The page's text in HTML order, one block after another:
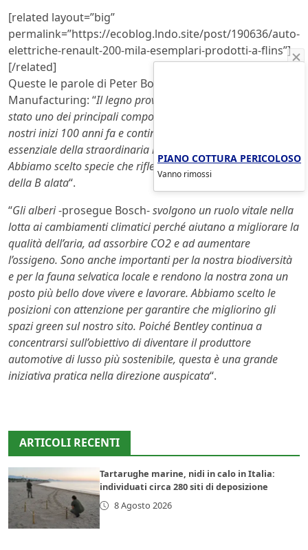
[related layout=”big”
permalink=”https://ecoblog.lndo.site/post/190636/auto-
elettriche-renault-200-mila-esemplari-prodotti-a-flins”]
[/related]
Queste le parole di Peter Bosch, membro del Board for
Manufacturing: “Il legno proveniente da fonti sostenibili è
stato uno dei principali componenti interni di Bentley sin dai
nostri inizi 100 anni fa e continua ad essere un elemento
essenziale della straordinaria manifattura delle nostre auto.
Abbiamo scelto specie che riflettono quelle usate nei modelli
della B alata“.
“Gli alberi-prosegue Bosch-svolgono un ruolo vitale nella
lotta ai cambiamenti climatici perché aiutano a migliorare la
qualità dell’aria, ad assorbire CO2 e ad aumentare
l’ossigeno. Sono anche importanti per la nostra biodiversità
e per la fauna selvatica locale e rendono la nostra zona un
posto più bello dove vivere e lavorare. Abbiamo scelto le
posizioni con attenzione per garantire che migliorino gli
spazi green sul nostro sito. Poiché Bentley continua a
concentrarsi sull’obiettivo di diventare il produttore
automotive di lusso più sostenibile, questa è una grande
iniziativa pratica nella direzione auspicata“.
ARTICOLI RECENTI
Tartarughe marine, nidi in calo in Italia:
individuati circa 280 siti di deposizione
8 Agosto 2026
PIANO COTTURA PERICOLOSO
Vanno rimossi